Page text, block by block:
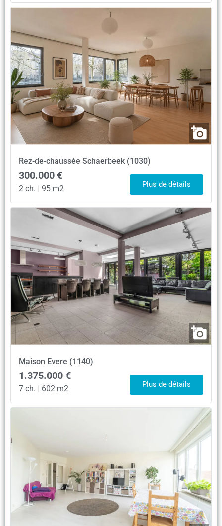
Rez-de-chaussée Schaerbeek (1030)
300.000 €
2 ch. | 95 m2 Plus de détails
Maison Evere (1140)
1.375.000 €
7 ch. 602 m2 Plus de détails